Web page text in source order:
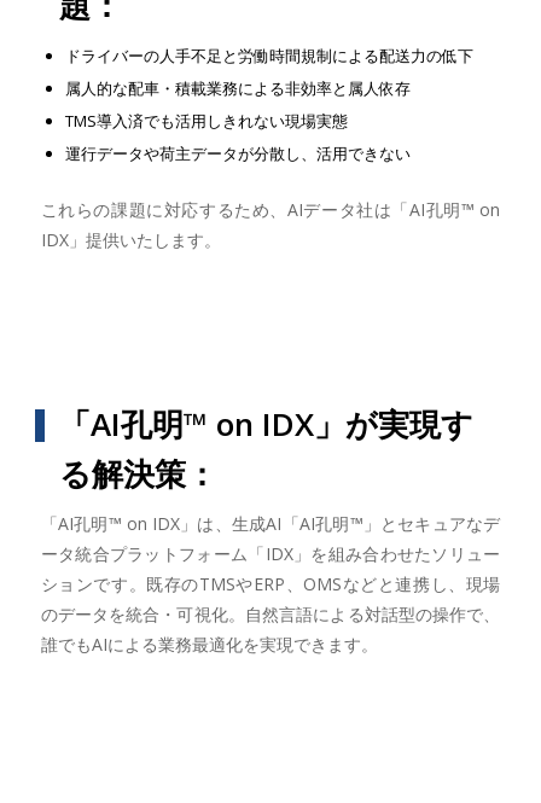
ドライバーの人手不足と労働時間規制による配送力の低下
属人的な配車・積載業務による非効率と属人依存
TMS導入済でも活用しきれない現場実態
運行データや荷主データが分散し、活用できない
これらの課題に対応するため、AIデータ社は「AI孔明™ on
IDX」提供いたします。
「AI孔明™ on IDX」が実現す
る解決策：
「AI孔明™ on IDX」は、生成AI「AI孔明™」とセキュアなデ
ータ統合プラットフォーム「IDX」を組み合わせたソリュー
ションです。既存のTMSやERP、OMSなどと連携し、現場
のデータを統合・可視化。自然言語による対話型の操作で、
誰でもAIによる業務最適化を実現できます。